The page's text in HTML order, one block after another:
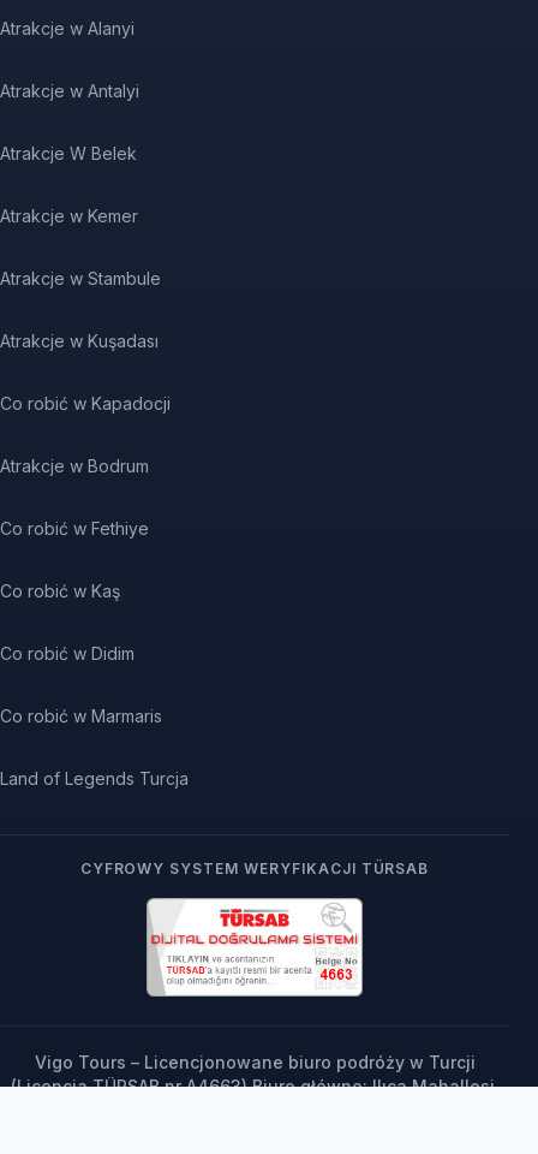
Atrakcje w Alanyi
Atrakcje w Antalyi
Atrakcje W Belek
Atrakcje w Kemer
Atrakcje w Stambule
Atrakcje w Kuşadası
Co robić w Kapadocji
Atrakcje w Bodrum
Co robić w Fethiye
Co robić w Kaş
Co robić w Didim
Co robić w Marmaris
Land of Legends Turcja
CYFROWY SYSTEM WERYFIKACJI TÜRSAB
Vigo Tours – Licencjonowane biuro podróży w Turcji
(Licencja TÜRSAB nr A4663) Biuro główne: Ilıca Mahallesi,